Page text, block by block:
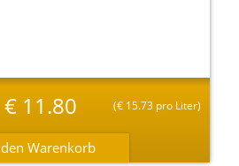
€11.80 (€ 15.73 pro Liter)